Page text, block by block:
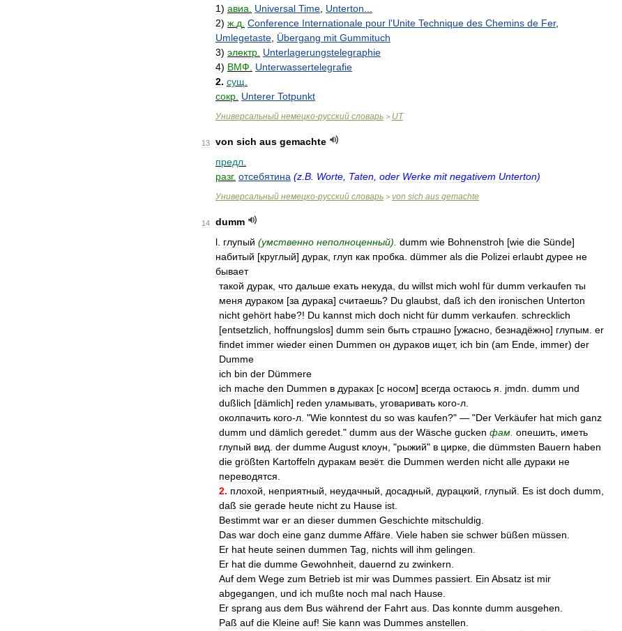
1) авиа Universal Time Unterton
2) ж д Conference Internationale pour l'Unite Technique des Chemins de Fer,
Umlegetaste Übergang mit Gummituch
3) электр Unterlagerungstelegraphie
4) ВМФ
Unterwassertelegrafie
2. сущ
сокр Unterer Totpunkt
Универсальный немецко-русский словарь > UT
13 von sich aus gemachte
предл
разг. отсебятина (z B Worte Taten oder Werke mit negativem Unterton)
Универсальный немецко-русский словарь > von sich aus gemachte
14
dumm
l глупый (умственно неполноценный). dumm wie Bohnenstroh [wie die Sünde]
набитый [круглый] дурак глуп как пробка dümmer als die Polizei erlaubt дурее не
бывает
такой дурак что дальше ехать некуда du willst mich wohl für dumm verkaufen ты
меня дураком [за дурака] считаешь? Du glaubst daß ich den ironischen Unterton
nicht gehört habe?! Du kannst mich doch nicht für dumm verkaufen schrecklich
[entsetzlich hoffnungslos] dumm sein быть страшно [ужасно безнадёжно] глупым er
findet immer wieder einen Dummen он дураков ищет, ich bin (am Ende immer) der
Dumme
ich bin der Dümmere
ich mache den Dummen в дураках [с носом] всегда остаюсь я jmdn dumm und
dußlich [dämlich] reden уламывать уговаривать кого-л
околпачить кого-л . "Wie konntest du so was kaufen?" — "Der Verkäufer hat mich ganz
dumm und dämlich geredet ." dumm aus der Wäsche gucken фам опешить иметь
глупый вид der dummeAugust клоун , "рыжий" в цирке die dümmsten Bauern haben
die größten Kartoffeln дуракам везёт. die Dummen werden nicht alle дураки не
переводятся
2. плохой неприятный неудачный досадный дурацкий глупый Es ist doch dumm
daß sie gerade heute nicht zu Hause ist
Bestimmt war er an dieser dummen Geschichte mitschuldig
Das war doch eine ganz dummeAffäre Viele haben sie schwer büßen müssen
Er hat heute seinen dummen Tag nichts will ihm gelingen
Er hat die dumme Gewohnheit dauernd zu zwinkern
Auf dem Wege zum Betrieb ist mir was Dummes passiert Ein Absatz ist mir
abgegangen und ich mußte noch mal nach Hause
Er sprang aus dem Bus während der Fahrt aus Das konnte dumm ausgehen
Paß auf die Kleine auf! Sie kann was Dummes anstellen